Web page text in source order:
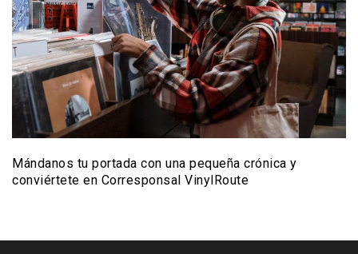
Mándanos tu portada con una pequeña crónica y
conviértete en Corresponsal VinylRoute